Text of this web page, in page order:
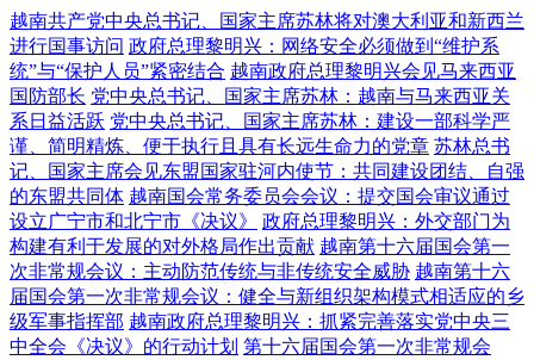
越南共产党中央总书记、国家主席苏林将对澳大利亚和新西兰
进行国事访问 政府总理黎明兴：网络安全必须做到“维护系
统”与“保护人员”紧密结合 越南政府总理黎明兴会见马来西亚
国防部长 党中央总书记、国家主席苏林：越南与马来西亚关
系日益活跃 党中央总书记、国家主席苏林：建设一部科学严
谨、简明精炼、便于执行且具有长远生命力的党章 苏林总书
记、国家主席会见东盟国家驻河内使节：共同建设团结、自强
的东盟共同体 越南国会常务委员会会议：提交国会审议通过
设立广宁市和北宁市《决议》
政府总理黎明兴：外交部门为
构建有利于发展的对外格局作出贡献 越南第十六届国会第一
次非常规会议：主动防范传统与非传统安全威胁 越南第十六
届国会第一次非常规会议：健全与新组织架构模式相适应的乡
级军事指挥部 越南政府总理黎明兴：抓紧完善落实党中央三
中全会《决议》的行动计划 第十六届国会第一次非常规会